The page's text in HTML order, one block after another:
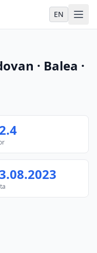
EN
· Balea ·